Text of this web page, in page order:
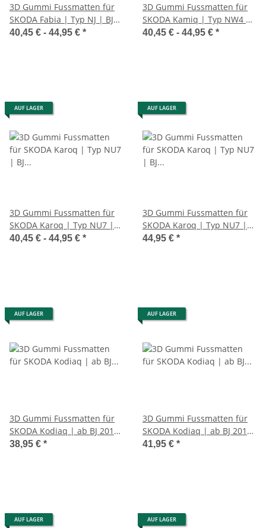
3D Gummi Fussmatten für
SKODA Fabia | Typ NJ | BJ
ab 2014> | passgenau mit
40,45 € - 44,95 € *
3D Gummi Fussmatten für
SKODA Kamiq | Typ NW4 |
Bj ab 2019> | passgenau
40,45 € - 44,95 € *
AUF LAGER
3D Gummi Fussmatten für
SKODA Karoq | Typ NU7 |
BJ ab 2017> | passgenau
40,45 € - 44,95 € *
AUF LAGER
3D Gummi Fussmatten für
SKODA Karoq | Typ NU7 |
BJ ab 2017> | passgenau
44,95 € *
AUF LAGER
3D Gummi Fussmatten für
SKODA Kodiaq | ab BJ 2017>
| beige passgenau mit Rand
38,95 € *
AUF LAGER
3D Gummi Fussmatten für
SKODA Kodiaq | ab BJ 2017>
| passgenau mit Rand
41,95 € *
AUF LAGER AUF LAGER